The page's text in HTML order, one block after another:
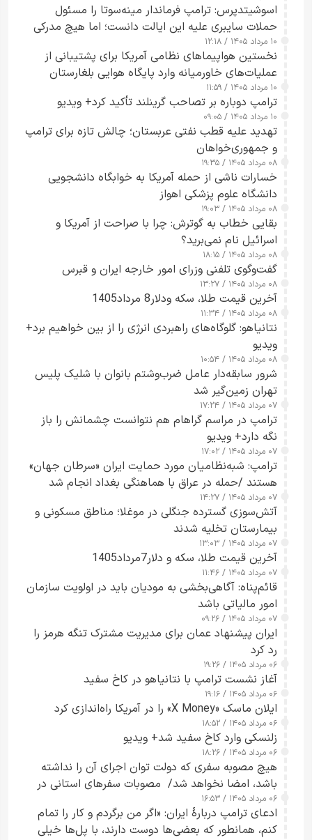
اسوشیتدپرس: ترامپ فرماندار مینه‌سوتا را مسئول
حملات سایبری علیه این ایالت دانست؛ اما هیچ مدرکی
ارائه نکرد
۱۰ مرداد ۱۴۰۵ / ۱۲:۱۸
نخستین هواپیماهای نظامی آمریکا برای پشتیبانی از
عملیات‌های خاورمیانه وارد پایگاه هوایی بلغارستان
شدند
۱۰ مرداد ۱۴۰۵ / ۱۱:۵۹
ترامپ دوباره بر تصاحب گرینلند تأکید کرد+ ویدیو
۱۰ مرداد ۱۴۰۵ / ۰۹:۰۵
تهدید علیه قطب نفتی عربستان؛ چالش تازه برای ترامپ
و جمهوری‌خواهان
۰۸ مرداد ۱۴۰۵ / ۱۹:۳۵
خسارات ناشی از حمله آمریکا به خوابگاه دانشجویی
دانشگاه علوم پزشکی اهواز
۰۸ مرداد ۱۴۰۵ / ۱۹:۰۳
بقایی خطاب به گوترش: چرا با صراحت از آمریکا و
اسرائیل نام نمی‌برید؟
۰۸ مرداد ۱۴۰۵ / ۱۸:۱۵
گفت‌وگوی تلفنی وزرای امور خارجه ایران و قبرس
۰۸ مرداد ۱۴۰۵ / ۱۳:۲۷
آخرین قیمت طلا، سکه ودلار8 مرداد1405
۰۸ مرداد ۱۴۰۵ / ۱۱:۳۴
نتانیاهو: گلوگاه‌های راهبردی انرژی را از بین خواهیم برد+
ویدیو
۰۸ مرداد ۱۴۰۵ / ۱۰:۵۴
شرور سابقه‌دار عامل ضرب‌وشتم بانوان با شلیک پلیس
تهران زمین‌گیر شد
۰۷ مرداد ۱۴۰۵ / ۱۷:۲۴
ترامپ در مراسم گراهام هم نتوانست چشمانش را باز
نگه دارد+ ویدیو
۰۷ مرداد ۱۴۰۵ / ۱۷:۰۲
ترامپ: شبه‌نظامیان مورد حمایت ایران «سرطان جهان»
هستند /حمله در عراق با هماهنگی بغداد انجام شد
۰۷ مرداد ۱۴۰۵ / ۱۴:۲۷
آتش‌سوزی گسترده جنگلی در موغلا؛ مناطق مسکونی و
بیمارستان تخلیه شدند
۰۷ مرداد ۱۴۰۵ / ۱۳:۰۳
آخرین قیمت طلا، سکه و دلار7مرداد1405
۰۷ مرداد ۱۴۰۵ / ۱۱:۴۶
قائم‌پناه: آگاهی‌بخشی به مودیان باید در اولویت سازمان
امور مالیاتی باشد
۰۷ مرداد ۱۴۰۵ / ۰۹:۲۶
ایران پیشنهاد عمان برای مدیریت مشترک تنگه هرمز را
رد کرد
۰۶ مرداد ۱۴۰۵ / ۱۹:۲۶
آغاز نشست ترامپ با نتانیاهو در کاخ سفید
۰۶ مرداد ۱۴۰۵ / ۱۹:۱۶
ایلان ماسک «X Money» را در آمریکا راه‌اندازی کرد
۰۶ مرداد ۱۴۰۵ / ۱۸:۵۲
زلنسکی وارد کاخ سفید شد+ ویدیو
۰۶ مرداد ۱۴۰۵ / ۱۸:۲۶
هیچ مصوبه سفری که دولت توان اجرای آن را نداشته
باشد، امضا نخواهد شد/ مصوبات سفرهای استانی در
چارچوب قانون بودجه است+ عکس
۰۶ مرداد ۱۴۰۵ / ۱۶:۵۳
ادعای ترامپ دربارهٔ ایران: «اگر من برگردم و کار را تمام
کنم، همانطور که بعضی‌ها دوست دارند، با پل‌ها خیلی